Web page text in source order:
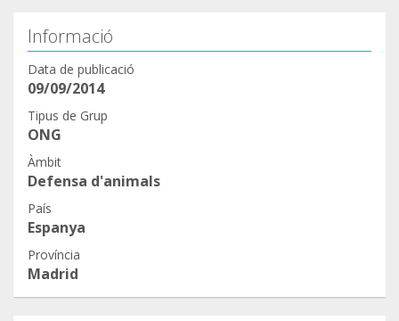
Informació
Data de publicació
09/09/2014
Tipus de Grup
ONG
Àmbit
Defensa d'animals
País
Espanya
Província
Madrid